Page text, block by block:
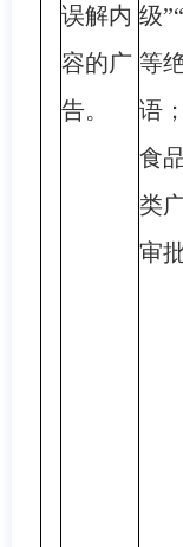
误解内
容的广
告。
级
等
语
食
类
审